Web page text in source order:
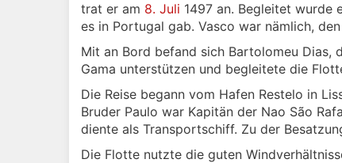
trat er am 8. Juli 1497 an. Begleitet wurde
es in Portugal gab. Vasco war nämlich,
Mit an Bord befand sich Bartolomeu Dias,
Gama unterstützen und begleitete die
Die Reise begann vom Hafen Restelo in
Bruder Paulo war Kapitän der Nao São
diente als Transportschiff. Zu der
Die Flotte nutzte die guten